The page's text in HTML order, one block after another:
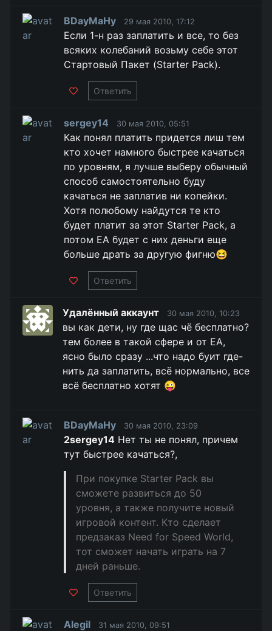
BDayMaHy 29 мая 2010, 17:12
Если 1-н раз заплатить и все, то без
всяких колебаний возьму себе этот
Стартовый Пакет (Starter Pack).
Ответить
sergey14 30 мая 2010, 05:51
Как понял платить придется лиш тем
кто хочет намного быстрее качаться
по уровням, я лучше выберу обычный
способ самостоятельно буду
качаться не заплатив ни копейки.
Хотя полюбому найдутся те кто
будет платит за этот Starter Pack, а
потом EA будет с них деньги еще
больше драть за другую фигню😆
Ответить
Удалённый аккаунт 30 мая 2010, 10:23
вы как дети, ну где щас чё бесплатно?
тем более в такой сфере и от ЕА,
ясно было сразу ...что надо буит где-
нить да заплатить, всё нормально, все
всё бесплатно хотят 😜
BDayMaHy 30 мая 2010, 23:09
2sergey14 Нет ты не понял, причем
тут быстрее качаться?,
При покупке Starter Pack вы
сможете развиться до 50
уровня, а также получите новый
игровой контент. Кто сделает
предзаказ Need for Speed World,
тот сможет начать играть на 7
дней раньше.
Ответить
Alegil 31 мая 2010, 09:51